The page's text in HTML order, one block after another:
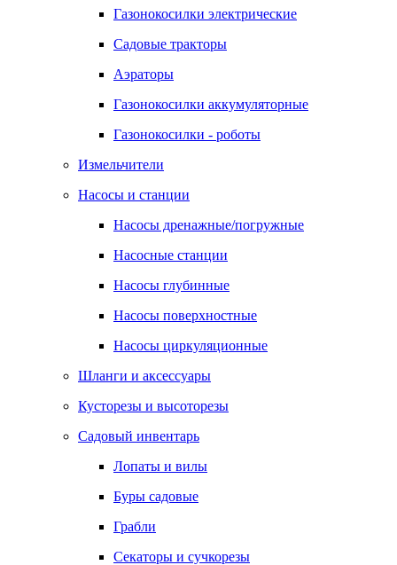
Газонокосилки электрические
Садовые тракторы
Аэраторы
Газонокосилки аккумуляторные
Газонокосилки - роботы
Измельчители
Насосы и станции
Насосы дренажные/погружные
Насосные станции
Насосы глубинные
Насосы поверхностные
Насосы циркуляционные
Шланги и аксессуары
Кусторезы и высоторезы
Садовый инвентарь
Лопаты и вилы
Буры садовые
Грабли
Секаторы и сучкорезы